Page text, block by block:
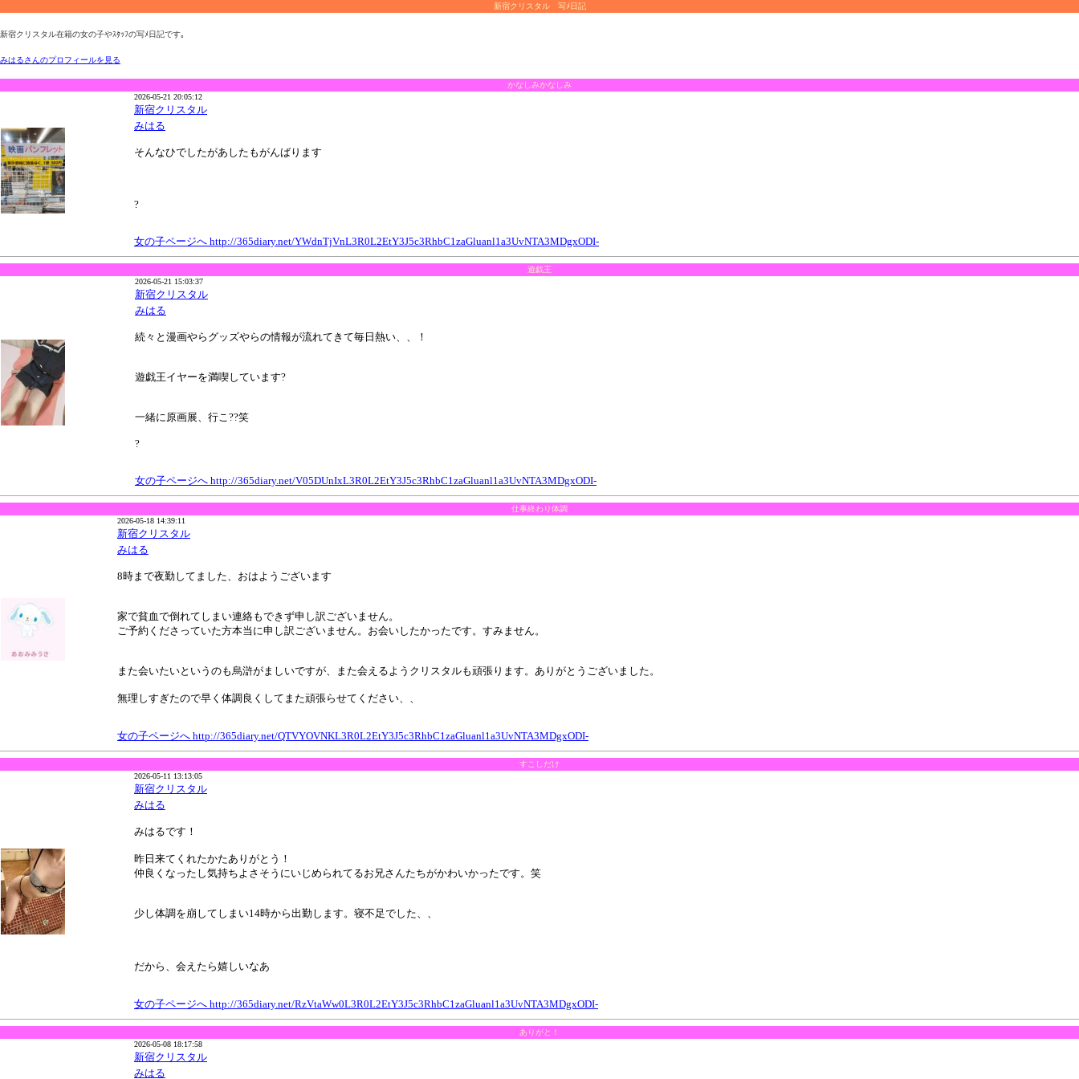
新宿クリスタル 写ﾒ日記
新宿クリスタル在籍の女の子やｽﾀｯﾌの写ﾒ日記です｡
みはるさんのプロフィールを見る
かなしみかなしみ
2026-05-21 20:05:12
新宿クリスタル
みはる
そんなひでしたがあしたもがんばります
?
女の子ページへ http://365diary.net/YWdnTjVnL3R0L2EtY3J5c3RhbC1zaGluanl1a3UvNTA3MDgxODI-
遊戯王
2026-05-21 15:03:37
新宿クリスタル
みはる
続々と漫画やらグッズやらの情報が流れてきて毎日熱い、、！
遊戯王イヤーを満喫しています?
一緒に原画展、行こ??笑
?
女の子ページへ http://365diary.net/V05DUnIxL3R0L2EtY3J5c3RhbC1zaGluanl1a3UvNTA3MDgxODI-
仕事終わり体調
2026-05-18 14:39:11
新宿クリスタル
みはる
8時まで夜勤してました、おはようございます
家で貧血で倒れてしまい連絡もできず申し訳ございません。
ご予約くださっていた方本当に申し訳ございません。お会いしたかったです。すみません。
また会いたいというのも烏滸がましいですが、また会えるようクリスタルも頑張ります。ありがとうございました。
無理しすぎたので早く体調良くしてまた頑張らせてください、、
女の子ページへ http://365diary.net/QTVYOVNKL3R0L2EtY3J5c3RhbC1zaGluanl1a3UvNTA3MDgxODI-
すこしだけ
2026-05-11 13:13:05
新宿クリスタル
みはる
みはるです！
昨日来てくれたかたありがとう！
仲良くなったし気持ちよさそうにいじめられてるお兄さんたちがかわいかったです。笑
少し体調を崩してしまい14時から出勤します。寝不足でした、、
だから、会えたら嬉しいなあ
女の子ページへ http://365diary.net/RzVtaWw0L3R0L2EtY3J5c3RhbC1zaGluanl1a3UvNTA3MDgxODI-
ありがと！
2026-05-08 18:17:58
新宿クリスタル
みはる